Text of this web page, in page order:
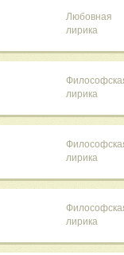
Любовная
лирика
лирика
лирика
лирика